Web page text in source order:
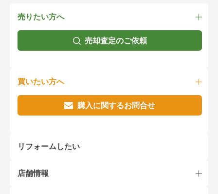
売りたい方へ
売却査定のご依頼
買いたい方へ
購入に関するお問合せ
リフォームしたい
店舗情報